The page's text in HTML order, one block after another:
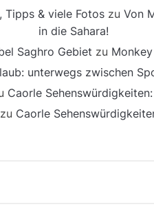
Tipps & viele Fotos zu Von
in die Sahara!
Saghro Gebiet zu
unterwegs zwischen
Caorle
zu Caorle